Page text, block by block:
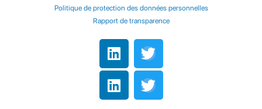
Politique de protection des données personnelles
Rapport de transparence